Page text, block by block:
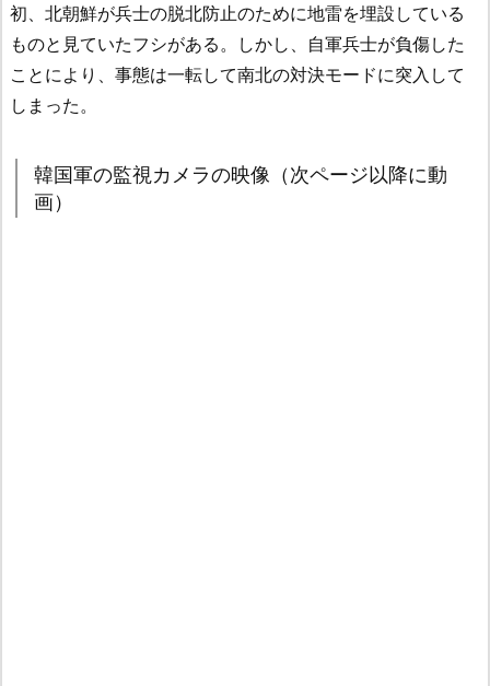
初、北朝鮮が兵士の脱北防止のために地雷を埋設している
ものと見ていたフシがある。しかし、自軍兵士が負傷した
ことにより、事態は一転して南北の対決モードに突入して
しまった。
韓国軍の監視カメラの映像（次ページ以降に動
画）